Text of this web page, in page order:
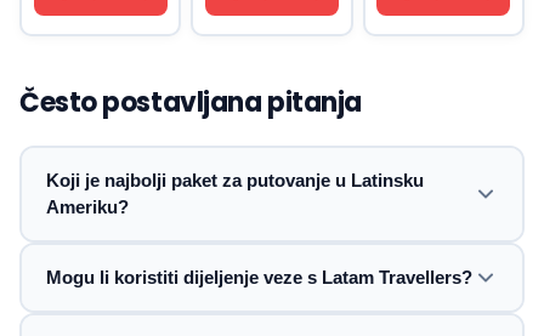
Često postavljana pitanja
Koji je najbolji paket za putovanje u Latinsku
Ameriku?
Mogu li koristiti dijeljenje veze s Latam Travellers?